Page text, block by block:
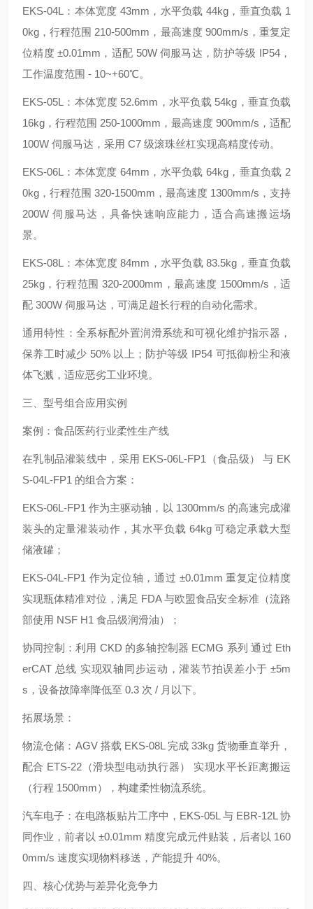
EKS-04L：本体宽度 43mm，水平负载 44kg，垂直负载 1
0kg，行程范围 210-500mm，最高速度 900mm/s，重复定
位精度 ±0.01mm，适配 50W 伺服马达，防护等级 IP54，
工作温度范围 - 10~+60℃。
EKS-05L：本体宽度 52.6mm，水平负载 54kg，垂直负载
16kg，行程范围 250-1000mm，最高速度 900mm/s，适配
100W 伺服马达，采用 C7 级滚珠丝杠实现高精度传动。
EKS-06L：本体宽度 64mm，水平负载 64kg，垂直负载 2
0kg，行程范围 320-1500mm，最高速度 1300mm/s，支持
200W 伺服马达，具备快速响应能力，适合高速搬运场
景。
EKS-08L：本体宽度 84mm，水平负载 83.5kg，垂直负载
25kg，行程范围 320-2000mm，最高速度 1500mm/s，适
配 300W 伺服马达，可满足超长行程的自动化需求。
通用特性：全系标配外置润滑系统和可视化维护指示器，
保养工时减少 50% 以上；防护等级 IP54 可抵御粉尘和液
体飞溅，适应恶劣工业环境。
三、型号组合应用实例
案例：食品医药行业柔性生产线
在乳制品灌装线中，采用 EKS-06L-FP1（食品级） 与 EK
S-04L-FP1 的组合方案：
EKS-06L-FP1 作为主驱动轴，以 1300mm/s 的高速完成灌
装头的定量灌装动作，其水平负载 64kg 可稳定承载大型
储液罐；
EKS-04L-FP1 作为定位轴，通过 ±0.01mm 重复定位精度
实现瓶体精准对位，满足 FDA 与欧盟食品安全标准（流路
部使用 NSF H1 食品级润滑油）；
协同控制：利用 CKD 的多轴控制器 ECMG 系列 通过 Eth
erCAT 总线 实现双轴同步运动，灌装节拍误差小于 ±5m
s，设备故障率降低至 0.3 次 / 月以下。
拓展场景：
物流仓储：AGV 搭载 EKS-08L 完成 33kg 货物垂直举升，
配合 ETS-22（滑块型电动执行器） 实现水平长距离搬运
（行程 1500mm），构建柔性物流系统。
汽车电子：在电路板贴片工序中，EKS-05L 与 EBR-12L 协
同作业，前者以 ±0.01mm 精度完成元件贴装，后者以 160
0mm/s 速度实现物料移送，产能提升 40%。
四、核心优势与差异化竞争力